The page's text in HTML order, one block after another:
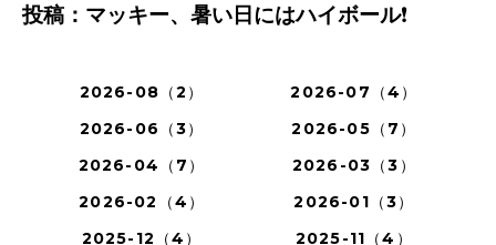
投稿：マッキー、暑い日にはハイボール❗️
2026-08（2）
2026-07（4）
2026-06（3）
2026-05（7）
2026-04（7）
2026-03（3）
2026-02（4）
2026-01（3）
2025-12（4）
2025-11（4）